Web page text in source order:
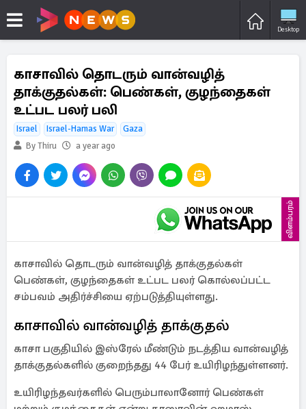
Desktop
காசாவில் தொடரும் வான்வழித்
தாக்குதல்கள்: பெண்கள், குழந்தைகள்
உட்பட பலர் பலி
Israel Israel-Hamas War
Gaza
By Thiru
a year ago
விளம்பரம்
காசாவில் தொடரும் வான்வழித் தாக்குதல்கள்
பெண்கள், குழந்தைகள் உட்பட பலர் கொல்லப்பட்ட
சம்பவம் அதிர்ச்சியை ஏற்படுத்தியுள்ளது.
காசாவில் வான்வழித் தாக்குதல்
காசா பகுதியில் இஸ்ரேல் மீண்டும் நடத்திய வான்வழித்
தாக்குதல்களில் குறைந்தது 44 பேர் உயிரிழந்துள்ளனர்.
உயிரிழந்தவர்களில் பெரும்பாலானோர் பெண்கள்